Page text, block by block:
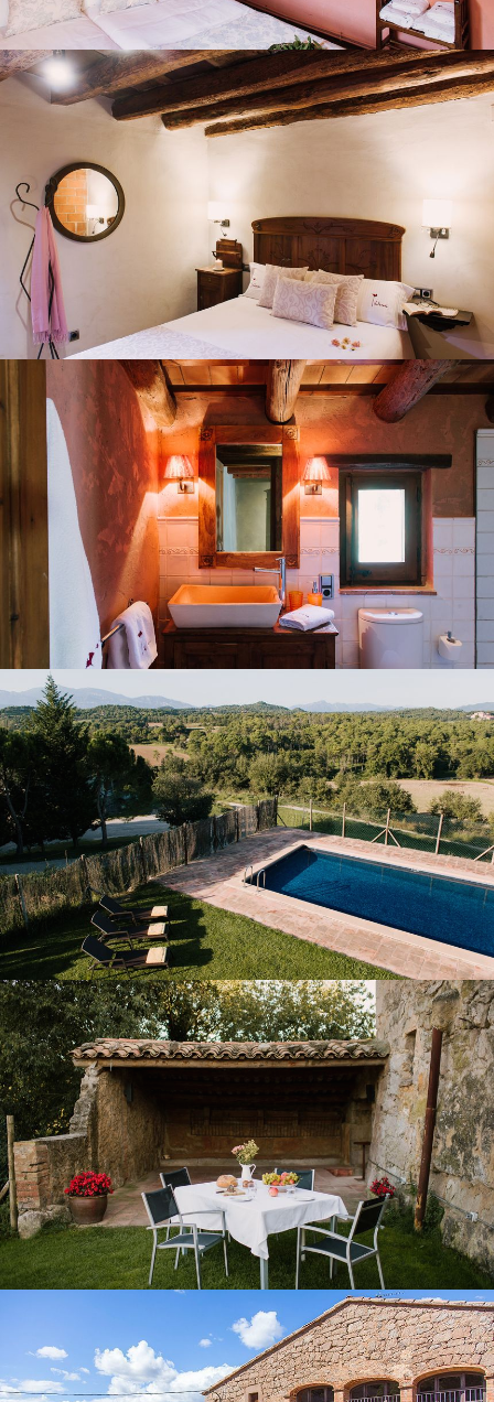
HABITACIÓ 7
BANYS
JARDÍ I PISCINA EXTERIOR
PORXO I TERRASSA COBERTA
BARBACOA COBERTA